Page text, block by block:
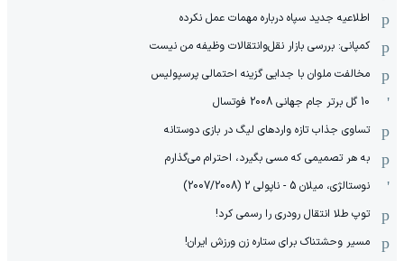
اطلاعیه جدید سپاه درباره مهمات عمل نکرده
کمپانی: بررسی بازار نقل‌وانتقالات وظیفه من نیست
مخالفت ملوان با جدایی گزینه احتمالی پرسپولیس
10 گل برتر جام جهانی 2008 فوتسال
تساوی جذاب تازه واردهای لیگ در بازی دوستانه
به هر تصمیمی که مسی بگیرد، احترام می‌گذارم
نوستالژی، میلان 5 - ناپولی 2 (2007/2008)
توپ طلا انتقال رودری را رسمی کرد!
مسیر وحشتناک برای ستاره زن ورزش ایران!